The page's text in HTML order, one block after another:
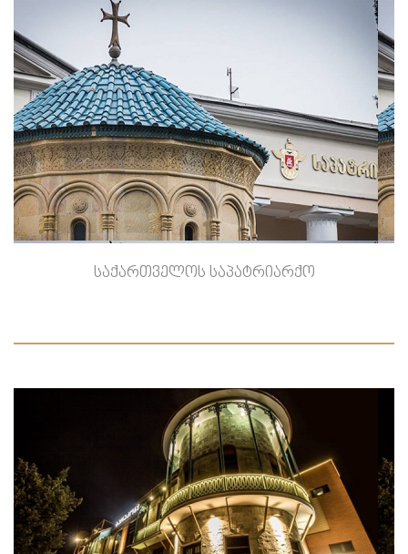
-->
საქართველოს საპატრიარქო